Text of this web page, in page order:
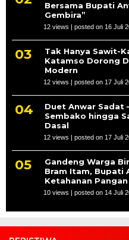
Bersama Bupati
Gembira”
12 views | posted on 16 Juli
Tak Hanya Sawit-
Katamso Dorong
Modern
12 views | posted on 17 Juli
Duet Anwar Sadat
Sembako hingga
Dasal
12 views | posted on 17 Juli
Gandeng Warga
Bram Itam, Bupati
Ketahanan
10 views | posted on 14 Juli